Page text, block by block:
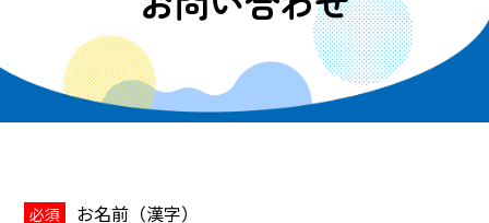
必須 お名前（漢字）